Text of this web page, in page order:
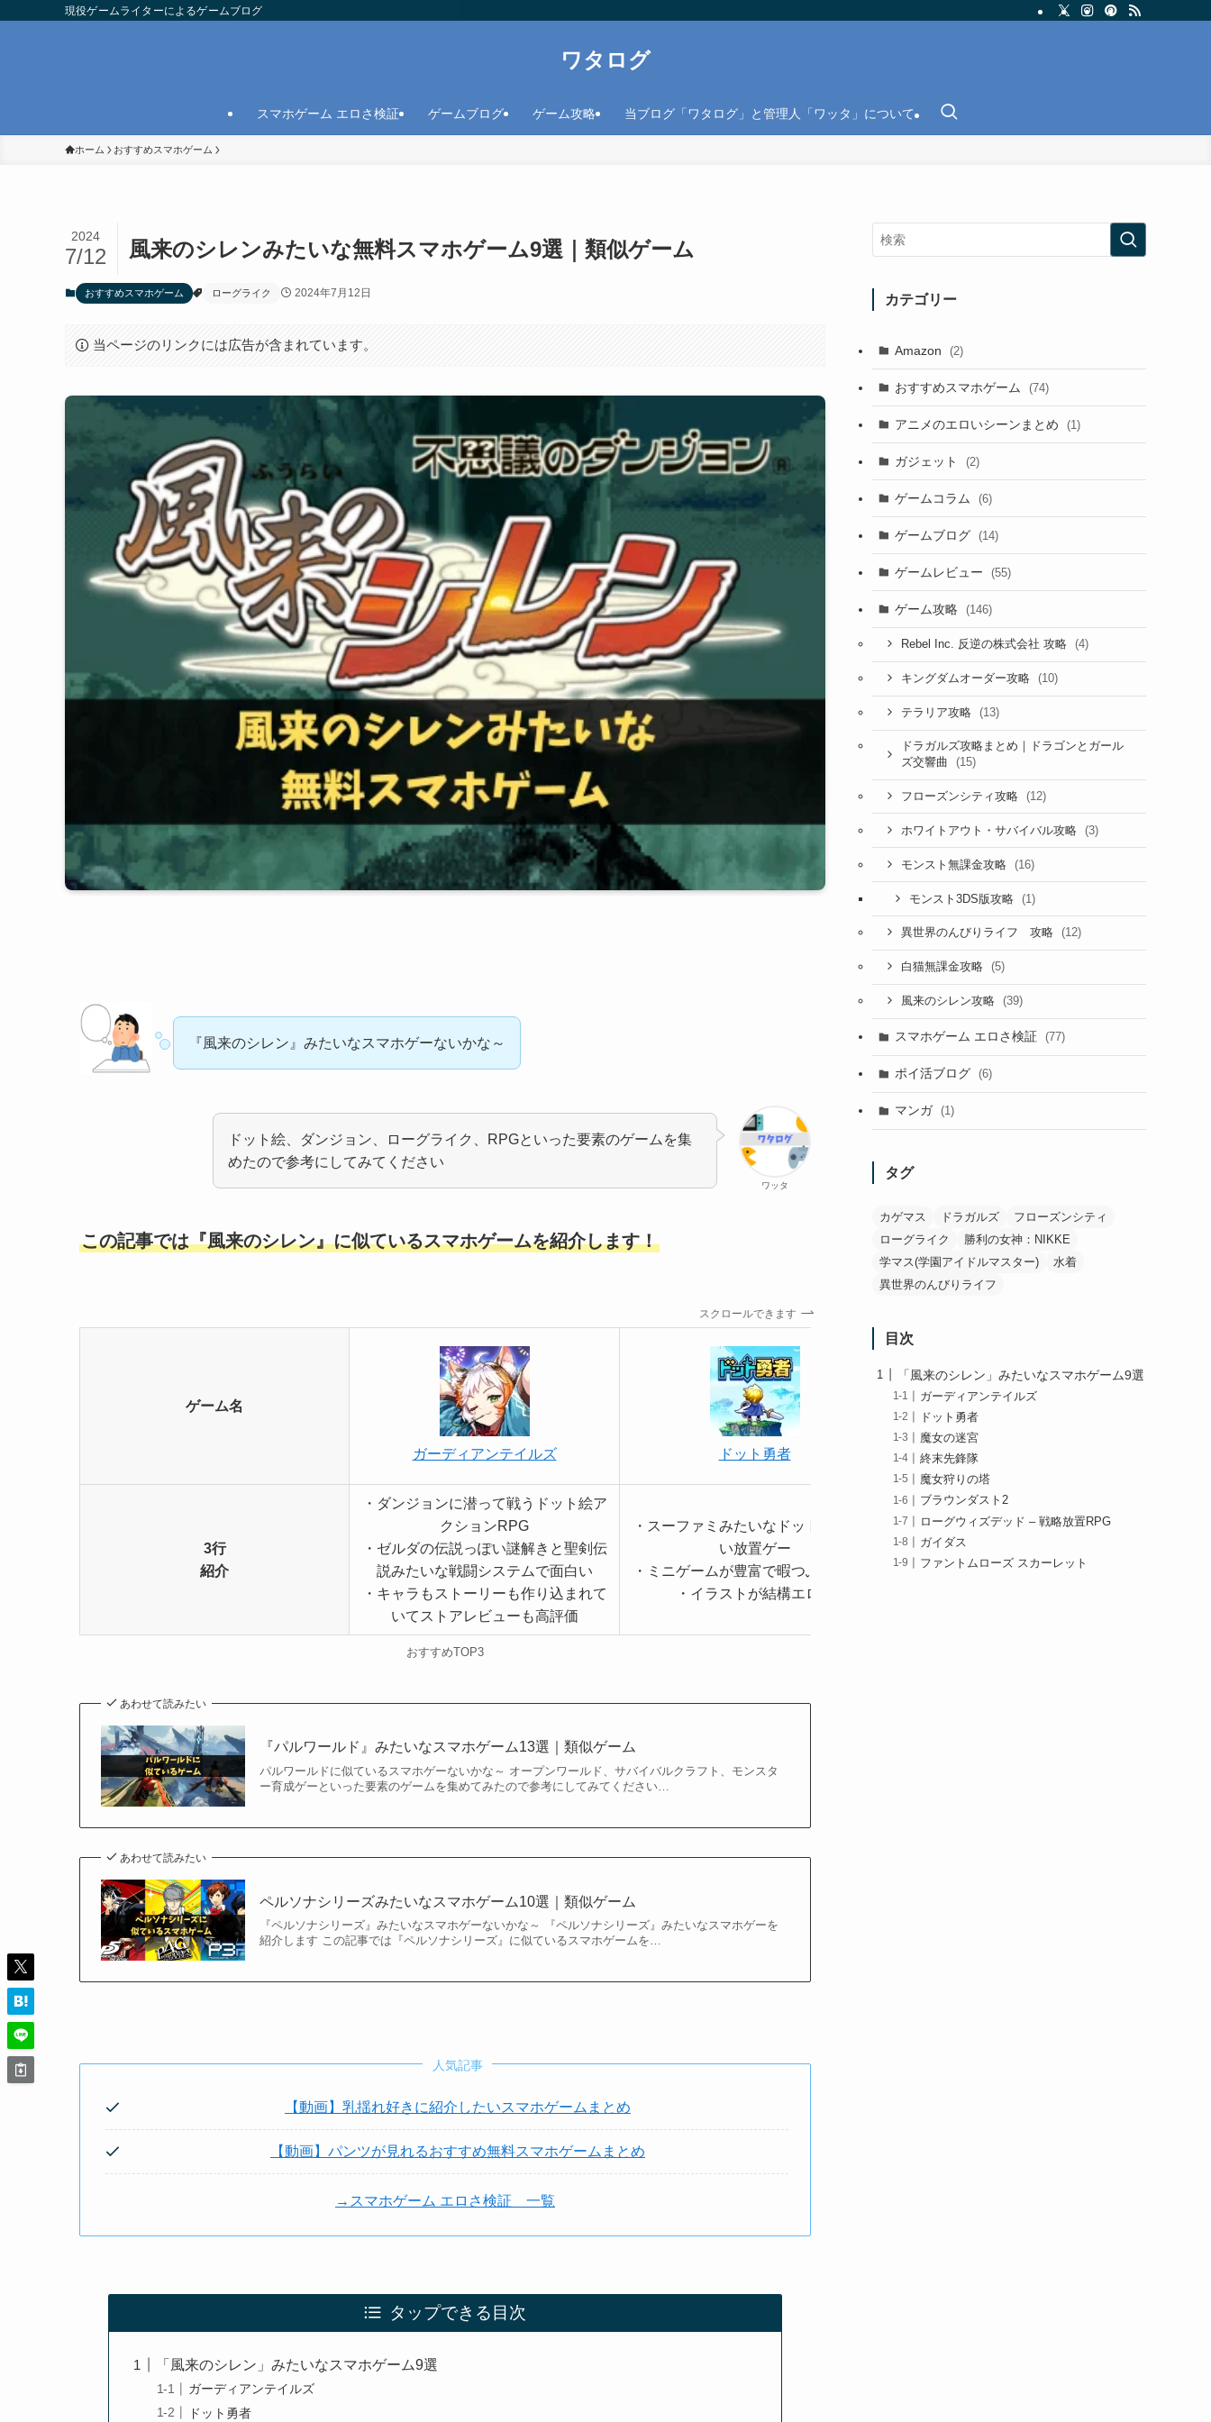
現役ゲームライターによるゲームブログ
ワタログ
スマホゲーム エロさ検証 ゲームブログ ゲーム攻略 当ブログ「ワタログ」と管理人「ワッタ」について
ホーム おすすめスマホゲーム
風来のシレンみたいな無料スマホゲーム9選｜類似ゲーム
2024
7/12
おすすめスマホゲーム ローグライク 2024年7月12日
当ページのリンクには広告が含まれています。
『風来のシレン』みたいなスマホゲーないかな～
ワッタ
ドット絵、ダンジョン、ローグライク、RPGといった要素のゲームを集
めたので参考にしてみてください
この記事では『風来のシレン』に似ているスマホゲームを紹介します！
スクロールできます
ゲーム名
ガーディアンテイルズ ドット勇者
3行
紹介
・ダンジョンに潜って戦うドット絵ア
クションRPG
・ゼルダの伝説っぽい謎解きと聖剣伝
説みたいな戦闘システムで面白い
・キャラもストーリーも作り込まれて
いてストアレビューも高評価
・スーファミみたいなドット絵が可愛
い放置ゲー
・ミニゲームが豊富で暇つぶしにいい
・イラストが結構エロい
・
おすすめTOP3
あわせて読みたい
『パルワールド』みたいなスマホゲーム13選｜類似ゲーム
パルワールドに似ているスマホゲーないかな～ オープンワールド、サバイバルクラフト、モンスタ
ー育成ゲーといった要素のゲームを集めてみたので参考にしてみてください…
あわせて読みたい
ペルソナシリーズみたいなスマホゲーム10選｜類似ゲーム
『ペルソナシリーズ』みたいなスマホゲーないかな～ 『ペルソナシリーズ』みたいなスマホゲーを
紹介します この記事では『ペルソナシリーズ』に似ているスマホゲームを…
人気記事
【動画】乳揺れ好きに紹介したいスマホゲームまとめ
【動画】パンツが見れるおすすめ無料スマホゲームまとめ
→スマホゲーム エロさ検証 一覧
タップできる目次
「風来のシレン」みたいなスマホゲーム9選
ガーディアンテイルズ
ドット勇者
カテゴリー
Amazon (2)
おすすめスマホゲーム (74)
アニメのエロいシーンまとめ (1)
ガジェット (2)
ゲームコラム (6)
ゲームブログ (14)
ゲームレビュー (55)
ゲーム攻略 (146)
Rebel Inc. 反逆の株式会社 攻略 (4)
キングダムオーダー攻略 (10)
テラリア攻略 (13)
ドラガルズ攻略まとめ｜ドラゴンとガール
ズ交響曲
(15)
フローズンシティ攻略 (12)
ホワイトアウト・サバイバル攻略 (3)
モンスト無課金攻略 (16)
モンスト3DS版攻略 (1)
異世界のんびりライフ 攻略 (12)
白猫無課金攻略 (5)
風来のシレン攻略 (39)
スマホゲーム エロさ検証 (77)
ポイ活ブログ (6)
マンガ (1)
タグ
カゲマス ドラガルズ
フローズンシティ
ローグライク
勝利の女神：NIKKE
学マス(学園アイドルマスター)
水着
異世界のんびりライフ
目次
「風来のシレン」みたいなスマホゲーム9選
ガーディアンテイルズ
ドット勇者
魔女の迷宮
終末先鋒隊
魔女狩りの塔
ブラウンダスト2
ローグウィズデッド – 戦略放置RPG
ガイダス
ファントムローズ スカーレット